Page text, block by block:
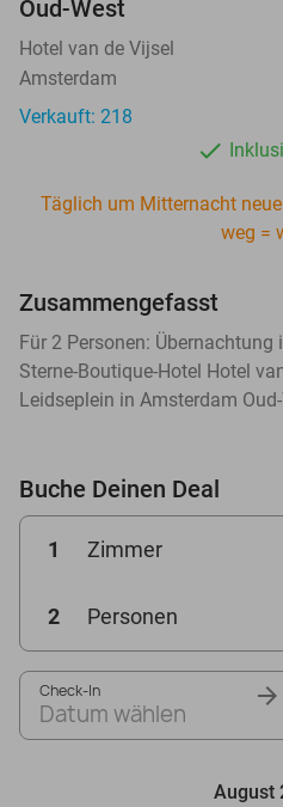
Oud-West
Hotel van de Vijsel
Amsterdam
Verkauft: 218
Täglich um Mitternacht
weg =
Zusammengefasst
Für 2 Personen:
Sterne-Boutique-Hotel Hotel
Leidseplein in Amsterdam
Buche Deinen Deal
1 Zimmer
2 Personen
Check-In
Datum wählen
August